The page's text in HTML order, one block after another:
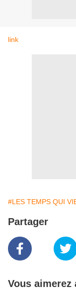
link
#LES TEMPS QUI
Partager
Vous aimerez